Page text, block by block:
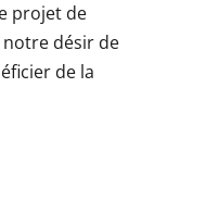
projet de
désir de
de la